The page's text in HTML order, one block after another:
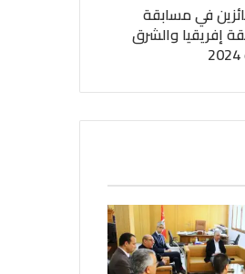
في مسابقة
إفريقيا والشرق